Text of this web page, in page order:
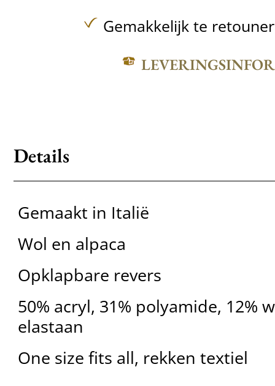
Gemakkelijk te
Details
Gemaakt in Italië
Wol en alpaca
Opklapbare revers
50% acryl, 31% polyamide, 12%
elastaan
One size fits all, rekken textiel